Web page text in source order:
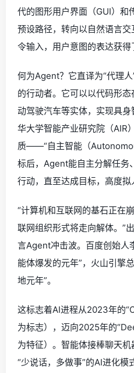
代的图形用户界面（GUI）和
预设路径，转向以自然语言
令输入，用户意图的表达获得
何为Agent？它直译为“代理
的行动者。它可以以代码形
动驾驶汽车等实体，实现具
华大学智能产业研究院（AIR
质——“自主智能（
标后，Agent能自主分解任务
行动，直至达成目标，高度拟
“计算机和互联网的基石正在
联网组织形式将走向解体。”
言Agent冲击波。百度创始人
能体爆发的元年”，火山引擎
地元年”。
这标志着AI进程从2023年的
为标志），迈向2025年的
为特征）。智能体接棒聊天
“少说话，多做事”的AI进化模